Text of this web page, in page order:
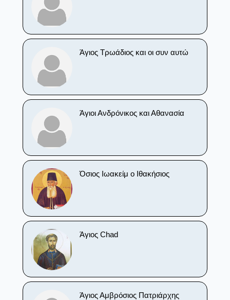
Άγιος Τρωάδιος και οι συν αυτώ
Άγιοι Ανδρόνικος και Αθανασία
Όσιος Ιωακείμ ο Ιθακήσιος
Άγιος Chad
Άγιος Αμβρόσιος Πατριάρχης